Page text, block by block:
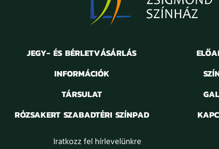
JEGY- ÉS BÉRLETVÁSÁRLÁS
INFORMÁCIÓK
TÁRSULAT
RÓZSAKERT SZABADTÉRI SZÍNPAD
Iratkozz fel hírlevelünkre